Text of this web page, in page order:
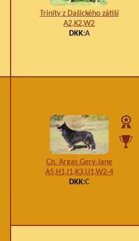
Trinity z Dašického zátiší
A2,K2,W2
DKK:A
Ch. Argas Gery-Jane
A5,H1,I1,K3,U1,W2-4
DKK:C